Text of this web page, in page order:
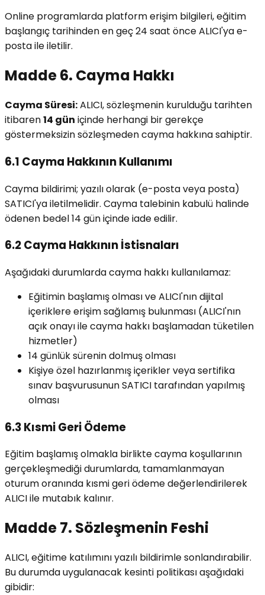
Online programlarda platform erişim bilgileri, eğitim
başlangıç tarihinden en geç 24 saat önce ALICI'ya e-
posta ile iletilir.
Madde 6. Cayma Hakkı
Cayma Süresi:ALICI, sözleşmenin kurulduğu tarihten
itibaren14 gün içinde herhangi bir gerekçe
göstermeksizin sözleşmeden cayma hakkına sahiptir.
6.1 Cayma Hakkının Kullanımı
Cayma bildirimi; yazılı olarak (e-posta veya posta)
SATICI'ya iletilmelidir. Cayma talebinin kabulü halinde
ödenen bedel 14 gün içinde iade edilir.
6.2 Cayma Hakkının İstisnaları
Aşağıdaki durumlarda cayma hakkı kullanılamaz:
Eğitimin başlamış olması ve ALICI'nın dijital
içeriklere erişim sağlamış bulunması (ALICI'nın
açık onayı ile cayma hakkı başlamadan tüketilen
hizmetler)
14 günlük sürenin dolmuş olması
Kişiye özel hazırlanmış içerikler veya sertifika
sınav başvurusunun SATICI tarafından yapılmış
olması
6.3 Kısmi Geri Ödeme
Eğitim başlamış olmakla birlikte cayma koşullarının
gerçekleşmediği durumlarda, tamamlanmayan
oturum oranında kısmi geri ödeme değerlendirilerek
ALICI ile mutabık kalınır.
Madde 7. Sözleşmenin Feshi
ALICI, eğitime katılımını yazılı bildirimle sonlandırabilir.
Bu durumda uygulanacak kesinti politikası aşağıdaki
gibidir: